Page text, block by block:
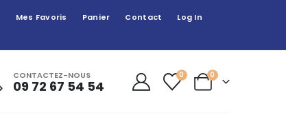
Mes Favoris Panier Contact Log In
CONTACTEZ-NOUS
09 72 67 54 54
0 0